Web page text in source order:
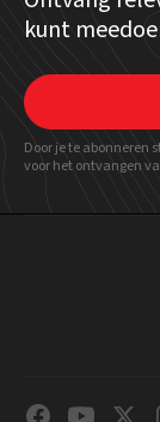
kunt
Door je te abonneren
voor het ontvangen